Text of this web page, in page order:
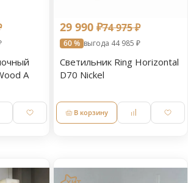
A
29 990 ₽74 975 ₽
60 % выгода 44 985 ₽
Светильник Ring Horizontal
D70 Nickel
В корзину